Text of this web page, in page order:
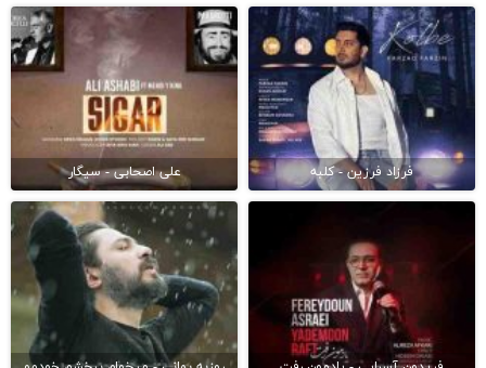
فرزاد فرزین - کلبه علی اصحابی - سیگار